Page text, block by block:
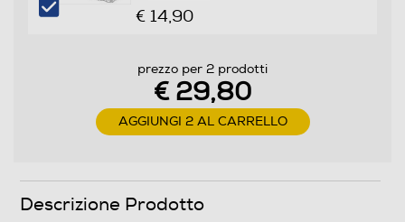
€ 14,90
prezzo per 2 prodotti
€ 29,80
AGGIUNGI 2 AL CARRELLO
Descrizione Prodotto